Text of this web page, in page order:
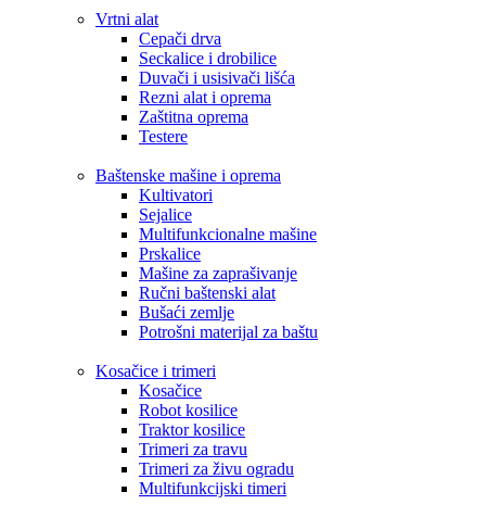
Vrtni alat
Cepači drva
Seckalice i drobilice
Duvači i usisivači lišća
Rezni alat i oprema
Zaštitna oprema
Testere
Baštenske mašine i oprema
Kultivatori
Sejalice
Multifunkcionalne mašine
Prskalice
Mašine za zaprašivanje
Ručni baštenski alat
Bušaći zemlje
Potrošni materijal za baštu
Kosačice i trimeri
Kosačice
Robot kosilice
Traktor kosilice
Trimeri za travu
Trimeri za živu ogradu
Multifunkcijski timeri